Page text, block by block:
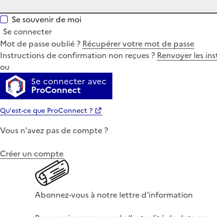
Se souvenir de moi
Se connecter
Mot de passe oublié ? Récupérer votre mot de passe
Instructions de confirmation non reçues ? Renvoyer les
ou
Se connecter avec
ProConnect
Qu'est-ce que ProConnect ?
Vous n'avez pas de compte ?
Créer un compte
Abonnez-vous à notre lettre d'information